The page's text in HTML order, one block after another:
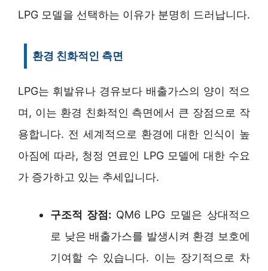
LPG 모델을 선택하는 이유가 분명히 드러납니다.
환경 친화적인 측면
LPG는 휘발유나 경유보다 배출가스의 양이 적으
며, 이는 환경 친화적인 측면에서 큰 장점으로 작
용합니다. 전 세계적으로 환경에 대한 인식이 높
아짐에 따라, 청정 연료인 LPG 모델에 대한 수요
가 증가하고 있는 추세입니다.
구조적 장점: QM6 LPG 모델은 상대적으
로 낮은 배출가스를 발생시켜 환경 보호에
기여할 수 있습니다. 이는 장기적으로 차